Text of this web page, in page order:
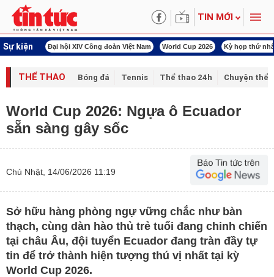
TIN MỚI
Sự kiện
ngày đêm Đại hội XIV Công đoàn Việt Nam World Cup 2026 Kỳ họp thứ
THỂ THAO Bóng đá Tennis Thể thao 24h Chuyện thể
World Cup 2026: Ngựa ô Ecuador
sẵn sàng gây sốc
Chủ Nhật, 14/06/2026 11:19
Sở hữu hàng phòng ngự vững chắc như bàn
thạch, cùng dàn hào thủ trẻ tuổi đang chinh chiến
tại châu Âu, đội tuyển Ecuador đang tràn đầy tự
tin để trở thành hiện tượng thú vị nhất tại kỳ
World Cup 2026.